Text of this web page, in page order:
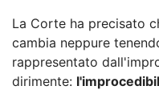
La Corte ha precisato
cambia neppure
rappresentato
dirimente: